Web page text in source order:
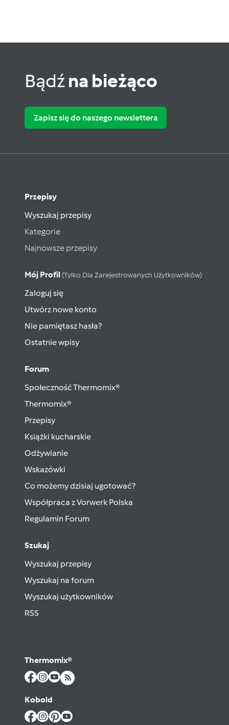
Bądźna bieżąco
Zapisz się do naszego newslettera
Przepisy
Wyszukaj przepisy
Kategorie
Najnowsze przepisy
Mój Profil (tylko Dla Zarejestrowanych Użytkowników)
Zaloguj się
Utwórz nowe konto
Nie pamiętasz hasła?
Ostatnie wpisy
Forum
Społeczność Thermomix®
Thermomix®
Przepisy
Książki kucharskie
Odżywianie
Wskazówki
Co możemy dzisiaj ugotować?
Współpraca z Vorwerk Polska
Regulamin Forum
Szukaj
Wyszukaj przepisy
Wyszukaj na forum
Wyszukaj użytkowników
RSS
Thermomix®
Kobold